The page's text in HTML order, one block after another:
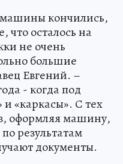
машины кончились,
что осталось на
не очень
большие
Евгений. –
- когда под
и «каркасы». С тех
оформляя машину,
результатам
документы.